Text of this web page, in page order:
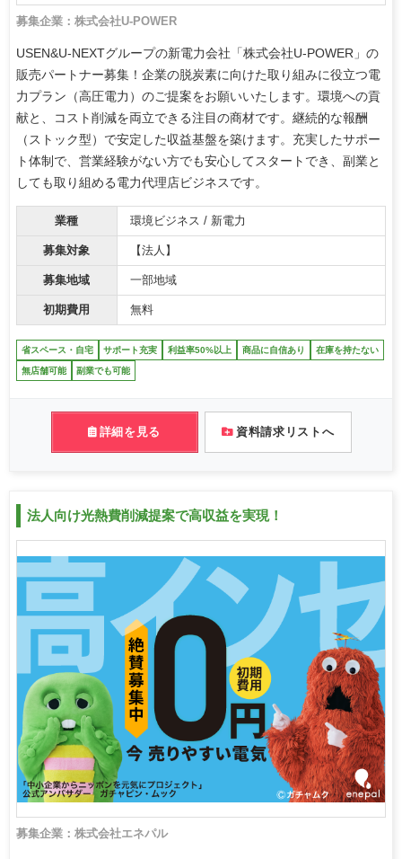
募集企業：株式会社U-POWER
USEN&U-NEXTグループの新電力会社「株式会社U-POWER」の
販売パートナー募集！企業の脱炭素に向けた取り組みに役立つ電
力プラン（高圧電力）のご提案をお願いいたします。環境への貢
献と、コスト削減を両立できる注目の商材です。継続的な報酬
（ストック型）で安定した収益基盤を築けます。充実したサポー
ト体制で、営業経験がない方でも安心してスタートでき、副業と
しても取り組める電力代理店ビジネスです。
業種 環境ビジネス / 新電力
募集対象 【法人】
募集地域 一部地域
初期費用 無料
省スペース・自宅 サポート充実 利益率50%以上 商品に自信あり 在庫を持たない
無店舗可能 副業でも可能
詳細を見る 資料請求リストへ
法人向け光熱費削減提案で高収益を実現！
募集企業：株式会社エネパル